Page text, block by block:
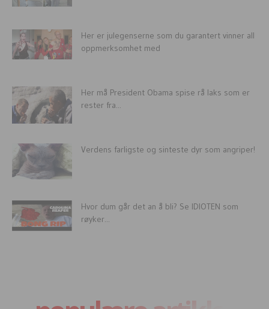
Her er julegenserne som du garantert vinner all
oppmerksomhet med
Her må President Obama spise rå laks som er
rester fra...
Verdens farligste og sinteste dyr som angriper!
Hvor dum går det an å bli? Se IDIOTEN som
røyker...